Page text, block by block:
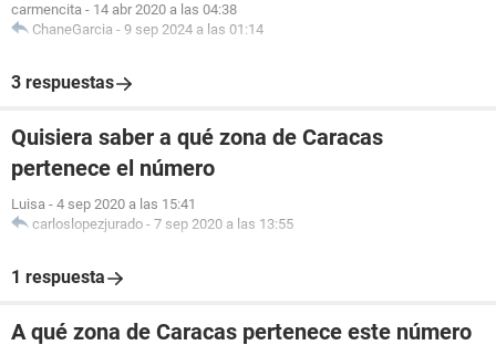
carmencita - 14 abr 2020 a las 04:38
ChaneGarcia - 9 sep 2024 a las 01:14
3 respuestas
Quisiera saber a qué zona de Caracas
pertenece el número
Luisa - 4 sep 2020 a las 15:41
carloslopezjurado - 7 sep 2020 a las 13:55
1 respuesta
A qué zona de Caracas pertenece este número